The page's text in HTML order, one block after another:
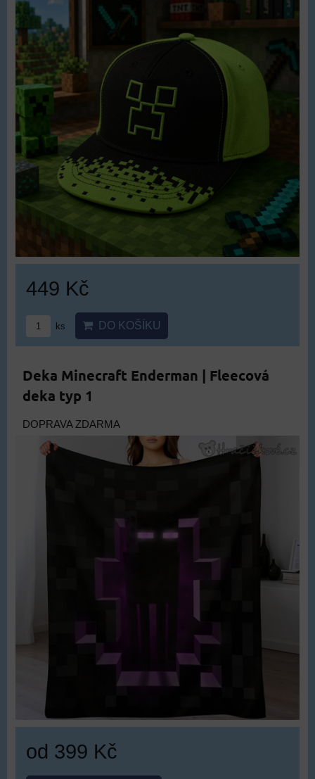
449 Kč
ks DO KOŠÍKU
Deka Minecraft Enderman | Fleecová
deka typ 1
DOPRAVA ZDARMA
od 399 Kč